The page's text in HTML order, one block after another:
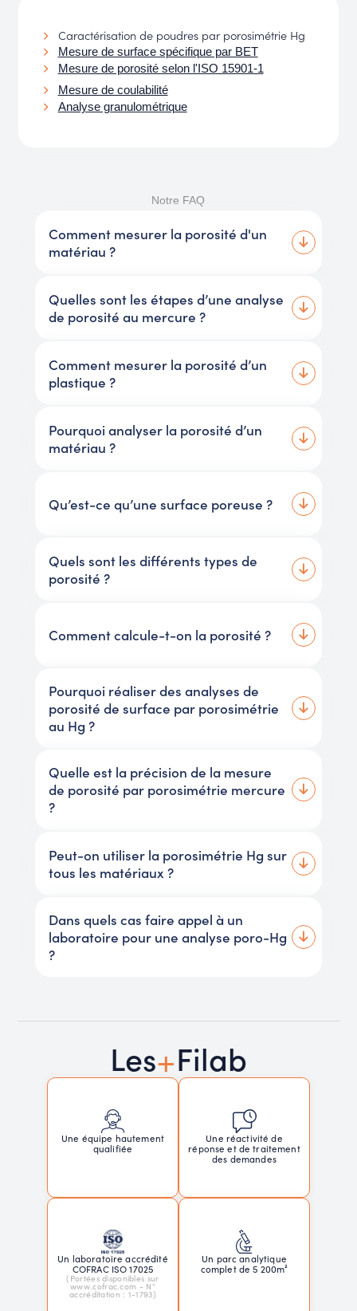
Caractérisation de poudres par porosimétrie Hg
Mesure de surface spécifique par BET
Mesure de porosité selon l'ISO 15901-1
Mesure de coulabilité
Analyse granulométrique
Notre FAQ
Comment mesurer la porosité d'un
matériau ?
Quelles sont les étapes d’une analyse
de porosité au mercure ?
Comment mesurer la porosité d’un
plastique ?
Pourquoi analyser la porosité d’un
matériau ?
Qu’est-ce qu’une surface poreuse ?
Quels sont les différents types de
porosité ?
Comment calcule-t-on la porosité ?
Pourquoi réaliser des analyses de
porosité de surface par porosimétrie
au Hg ?
Quelle est la précision de la mesure
de porosité par porosimétrie mercure
?
Peut-on utiliser la porosimétrie Hg sur
tous les matériaux ?
Dans quels cas faire appel à un
laboratoire pour une analyse poro-Hg
?
Les+Filab
Une équipe hautement
qualifiée
Une réactivité de
réponse et de traitement
des demandes
Un laboratoire accrédité
COFRAC ISO 17025
(Portées disponibles sur
www.cofrac.com - N°
accréditation : 1-1793)
Un parc analytique
complet de 5 200m²